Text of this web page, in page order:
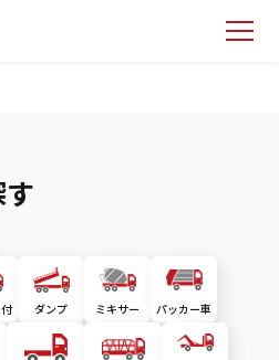
ダンプ ミキサー パッカー車